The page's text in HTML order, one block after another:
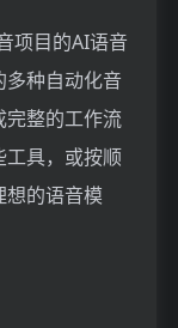
项目的AI语音
种自动化音
完整的工作流
工具，或按顺
想的语音模